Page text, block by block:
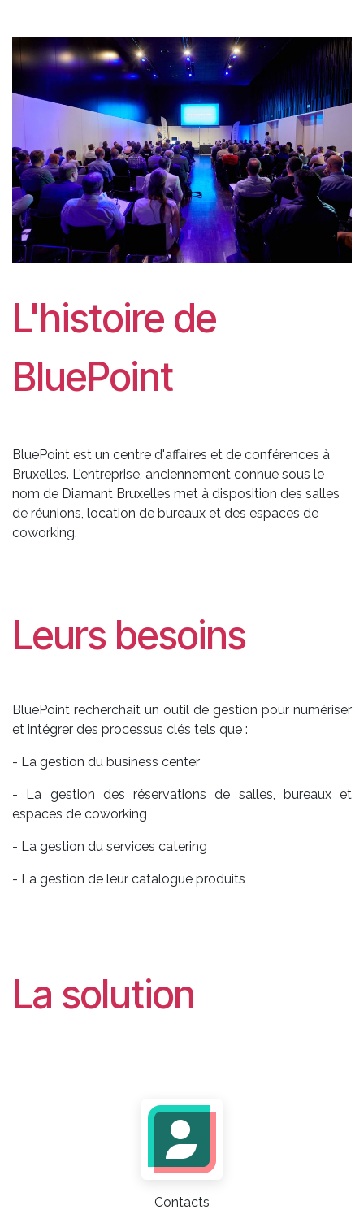
L'histoire de
BluePoint
BluePoint est un centre d'affaires et de conférences à
Bruxelles. L'entreprise, anciennement connue sous le
nom de Diamant Bruxelles met à disposition des salles
de réunions, location de bureaux et des espaces de
coworking.
Leurs besoins
BluePoint recherchait un outil de gestion pour numériser
et intégrer des processus clés tels que :
- La gestion du business center
- La gestion des réservations de salles, bureaux et
espaces de coworking
- La gestion du services catering
- La gestion de leur catalogue produits
La solution
Contacts